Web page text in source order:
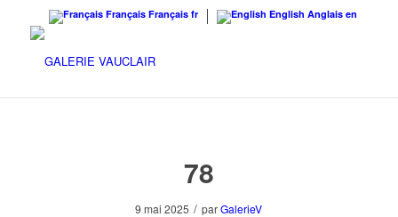
Français Français fr English Anglais en
78
9 mai 2025 / parGalerieV